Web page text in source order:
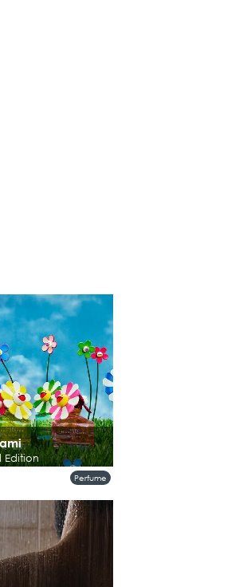
Edition
Edition 4 สี 4 กลิ่น
ด้วยความขี้เล่น จินตนาการ
อคอนิ...
Perfume